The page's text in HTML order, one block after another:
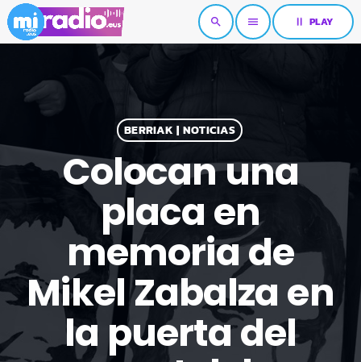
search menu pause PLAY
BERRIAK | NOTICIAS
Colocan una
placa en
memoria de
Mikel Zabalza en
la puerta del